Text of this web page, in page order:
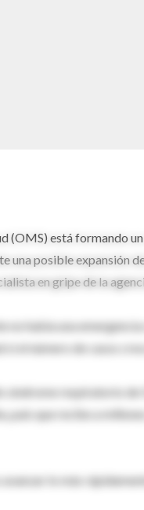
(OMS) está formando
una posible expansión
en gripe de la
no había una
el número de casos
síndrome respiratorio
país que recibe a
lo más